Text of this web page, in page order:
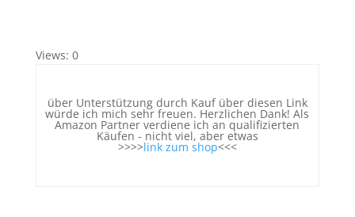
Views: 0
über Unterstützung durch Kauf über diesen Link
würde ich mich sehr freuen. Herzlichen Dank! Als
Amazon Partner verdiene ich an qualifizierten
Käufen - nicht viel, aber etwas
>>>>link zum shop<<<